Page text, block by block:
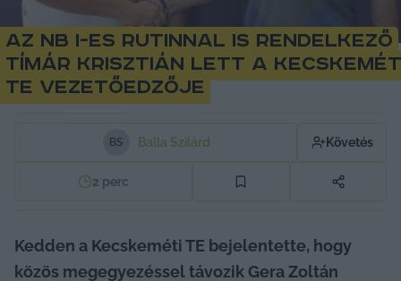
Az NB I-es rutinnal is rendelkező
Tímár Krisztián lett a
TE vezetőedzője
BS Balla Szilárd Követés
2 perc
Kedden a Kecskeméti TE bejelentette, hogy
közös megegyezéssel távozik Gera Zoltán